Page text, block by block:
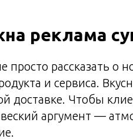
реклама
просто рассказать о
и сервиса.
доставке. Чтобы
аргумент —